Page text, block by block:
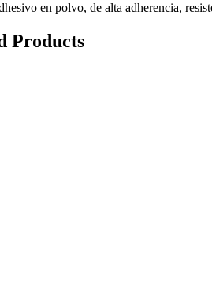
en polvo, de alta adherencia,
Products